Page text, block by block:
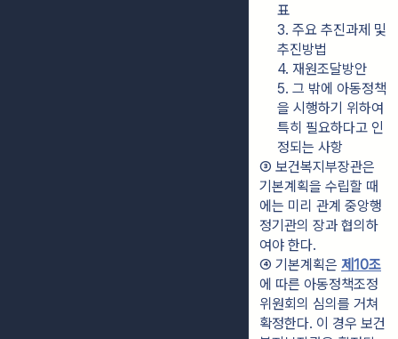
표
3. 주요 추진과제 및
추진방법
4. 재원조달방안
5. 그 밖에 아동정책
을 시행하기 위하여
특히 필요하다고 인
정되는 사항
③ 보건복지부장관은
기본계획을 수립할 때
에는 미리 관계 중앙행
정기관의 장과 협의하
여야 한다.
④ 기본계획은 제10조
에 따른 아동정책조정
위원회의 심의를 거쳐
확정한다. 이 경우 보건